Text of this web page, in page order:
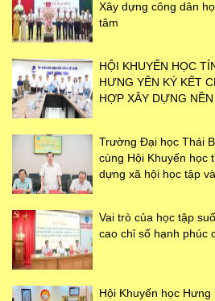
Xây dựng công dân
tâm
HỘI KHUYẾN HỌC
HƯNG YÊN KÝ KẾT
HỢP XÂY DỰNG
Trường Đại học Thái
cùng Hội Khuyến học
dựng xã hội học tập
Vai trò của học tập
cao chỉ số hạnh phúc
Hội Khuyến học